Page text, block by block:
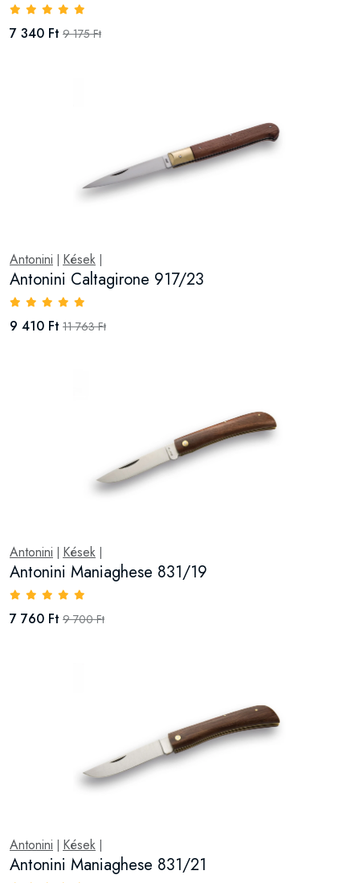
7 340 Ft 9 175 Ft
Antonini Kések
Antonini Caltagirone 917/23
9 410 Ft 11 763 Ft
Antonini Kések
Antonini Maniaghese 831/19
7 760 Ft 9 700 Ft
Antonini Kések
Antonini Maniaghese 831/21